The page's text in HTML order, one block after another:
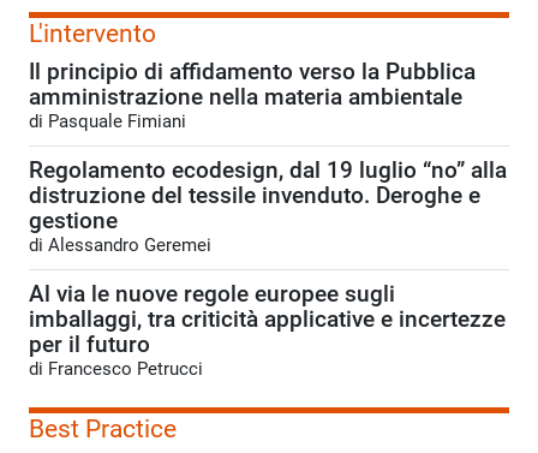
L'intervento
Il principio di affidamento verso la Pubblica
amministrazione nella materia ambientale
di Pasquale Fimiani
Regolamento ecodesign, dal 19 luglio “no” alla
distruzione del tessile invenduto. Deroghe e
gestione
di Alessandro Geremei
Al via le nuove regole europee sugli
imballaggi, tra criticità applicative e incertezze
per il futuro
di Francesco Petrucci
Best Practice